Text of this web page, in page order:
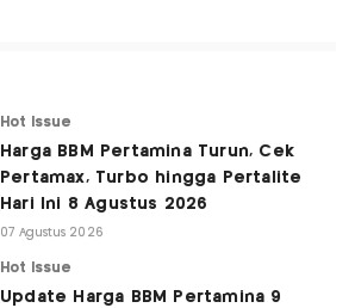
Hot Issue
Harga BBM Pertamina Turun, Cek
Pertamax, Turbo hingga Pertalite
Hari Ini 8 Agustus 2026
07 Agustus 2026
Hot Issue
Update Harga BBM Pertamina 9